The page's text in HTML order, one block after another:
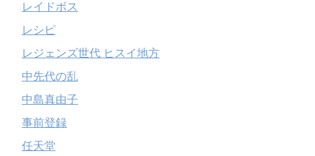
レイドボス
レシピ
レジェンズ世代 ヒスイ地方
中先代の乱
中島真由子
事前登録
任天堂